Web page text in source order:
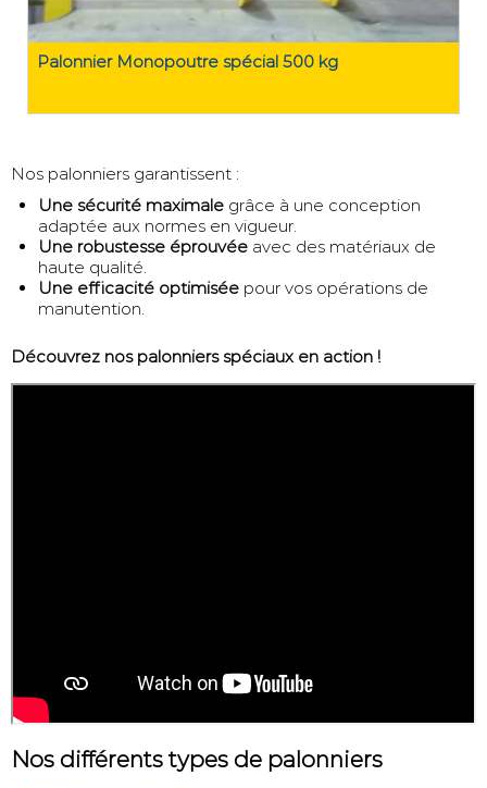
Palonnier Monopoutre spécial 500 kg
Nos palonniers garantissent :
Une sécurité maximale grâce à une conception
adaptée aux normes en vigueur.
Une robustesse éprouvée avec des matériaux de
haute qualité.
Une efficacité optimisée pour vos opérations de
manutention.
Découvrez nos palonniers spéciaux en action !
Nos différents types de palonniers